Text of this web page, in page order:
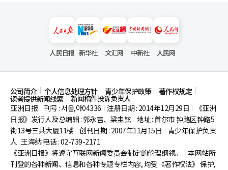
人民日报 新华社 文汇网 中新社 人民网
公司简介 个人信息处理方针 青少年保护政策 著作权规定
读者提供新闻线索
新闻稿件投诉负责人
亚洲日报
刊号 : 서울,아04336 注册日期 : 2014年12月29日
《亚洲
日报》发行人及总编辑 : 郭永吉、梁圭铉 地址 : 首尔市钟路区钟路5
街13号三共大厦11楼 创刊日期 : 2007年11月15日
青少年保护负责
人 : 王海纳 电话 : 02-739-2171
《亚洲日报》将遵守互联网新闻委员会制定的伦理纲领。
本网站所
刊登的各种新闻、信息和各种专题专栏内容, 均受《著作权法》 保护,